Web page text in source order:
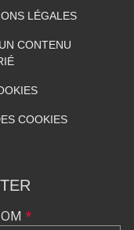
LÉGALES
CONTENU
COOKIES
*